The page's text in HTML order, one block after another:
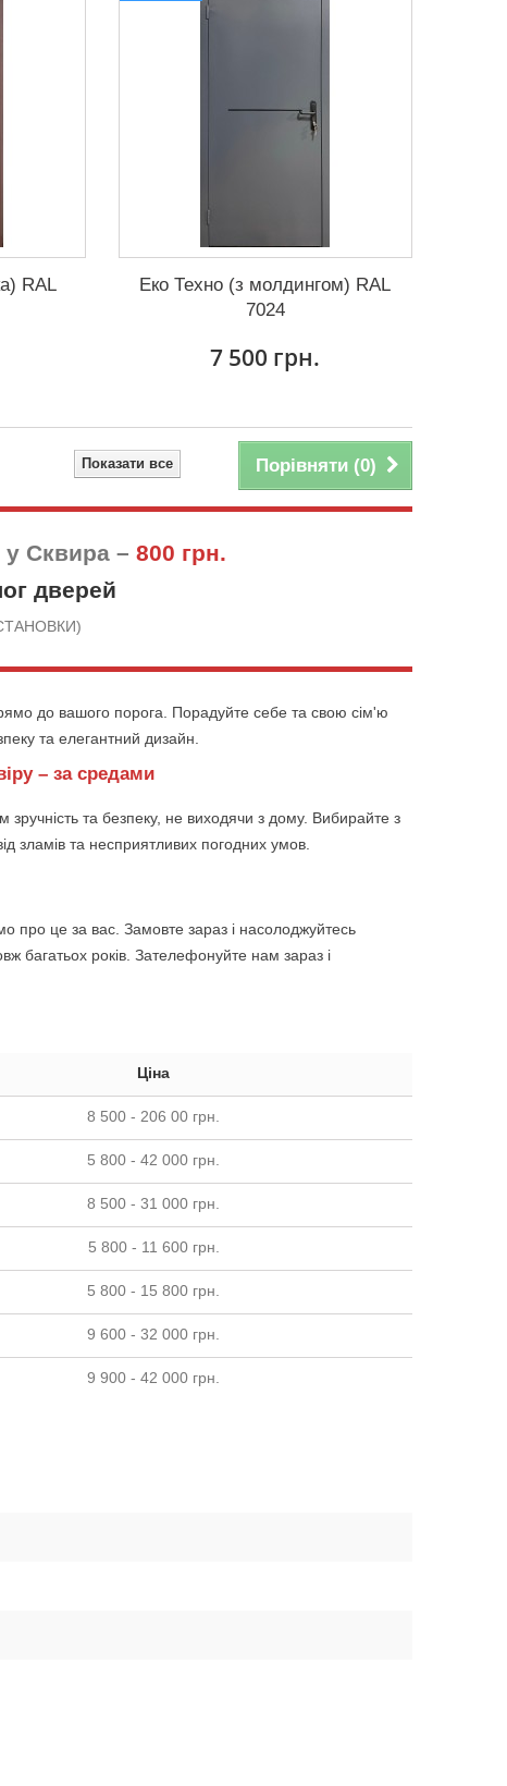
RAL
Еко Техно (з молдингом) RAL
7024
7 500 грн.
Порівняти (0)
Показати все
у Сквира – 800 грн.
дверей
до вашого порога. Порадуйте себе та свою сім'ю
та елегантний дизайн.
– за средами
зручність та безпеку, не виходячи з дому. Вибирайте з
зламів та несприятливих погодних умов.
про це за вас. Замовте зараз і насолоджуйтесь
багатьох років. Зателефонуйте нам зараз і
Ціна
8 500 - 206 00 грн.
5 800 - 42 000 грн.
8 500 - 31 000 грн.
5 800 - 11 600 грн.
5 800 - 15 800 грн.
9 600 - 32 000 грн.
9 900 - 42 000 грн.